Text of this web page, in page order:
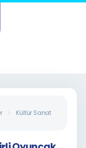
Kültür Sanat